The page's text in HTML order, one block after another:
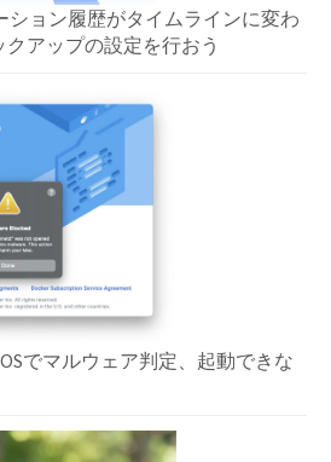
ション履歴がタイムラインに変わ
アップの設定を行おう
でマルウェア判定、起動できな